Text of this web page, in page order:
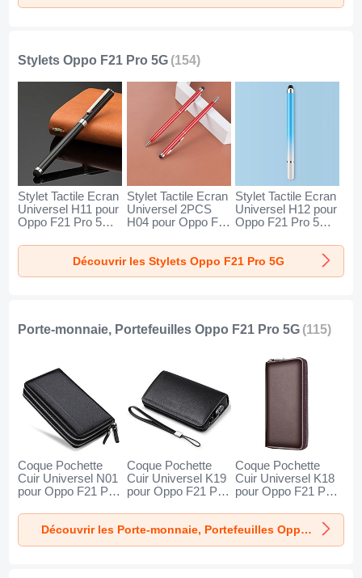
Stylets Oppo F21 Pro 5G (154)
Stylet Tactile Ecran
Universel H11 pour
Oppo F21 Pro 5G
Stylet Tactile Ecran
Universel 2PCS
H04 pour Oppo F21
Stylet Tactile Ecran
Universel H12 pour
Oppo F21 Pro 5G
Découvrir les Stylets Oppo F21 Pro 5G
Porte-monnaie, Portefeuilles Oppo F21 Pro 5G (115)
Coque Pochette
Cuir Universel N01
pour Oppo F21 Pro
Coque Pochette
Cuir Universel K19
pour Oppo F21 Pro
Coque Pochette
Cuir Universel K18
pour Oppo F21 Pro
Découvrir les Porte-monnaie, Portefeuilles Oppo F21 Pro 5G